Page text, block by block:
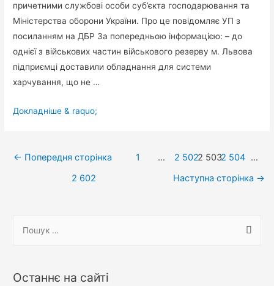
причетними службові особи суб’єкта господарювання та
Міністерства оборони України. Про це повідомляє УП з
посиланням на ДБР За попередньою інформацією: – до
однієї з військових частин військового резерву м. Львова
підприємці доставили обладнання для системи
харчування, що не …
У
“нагріти
для
ДБР
Докладніше & raquo;
Навігація
← Попередня сторінка 1 … 2 5022 5032 504 …
2 602
Наступна сторінка →
у
Останнє на сайті